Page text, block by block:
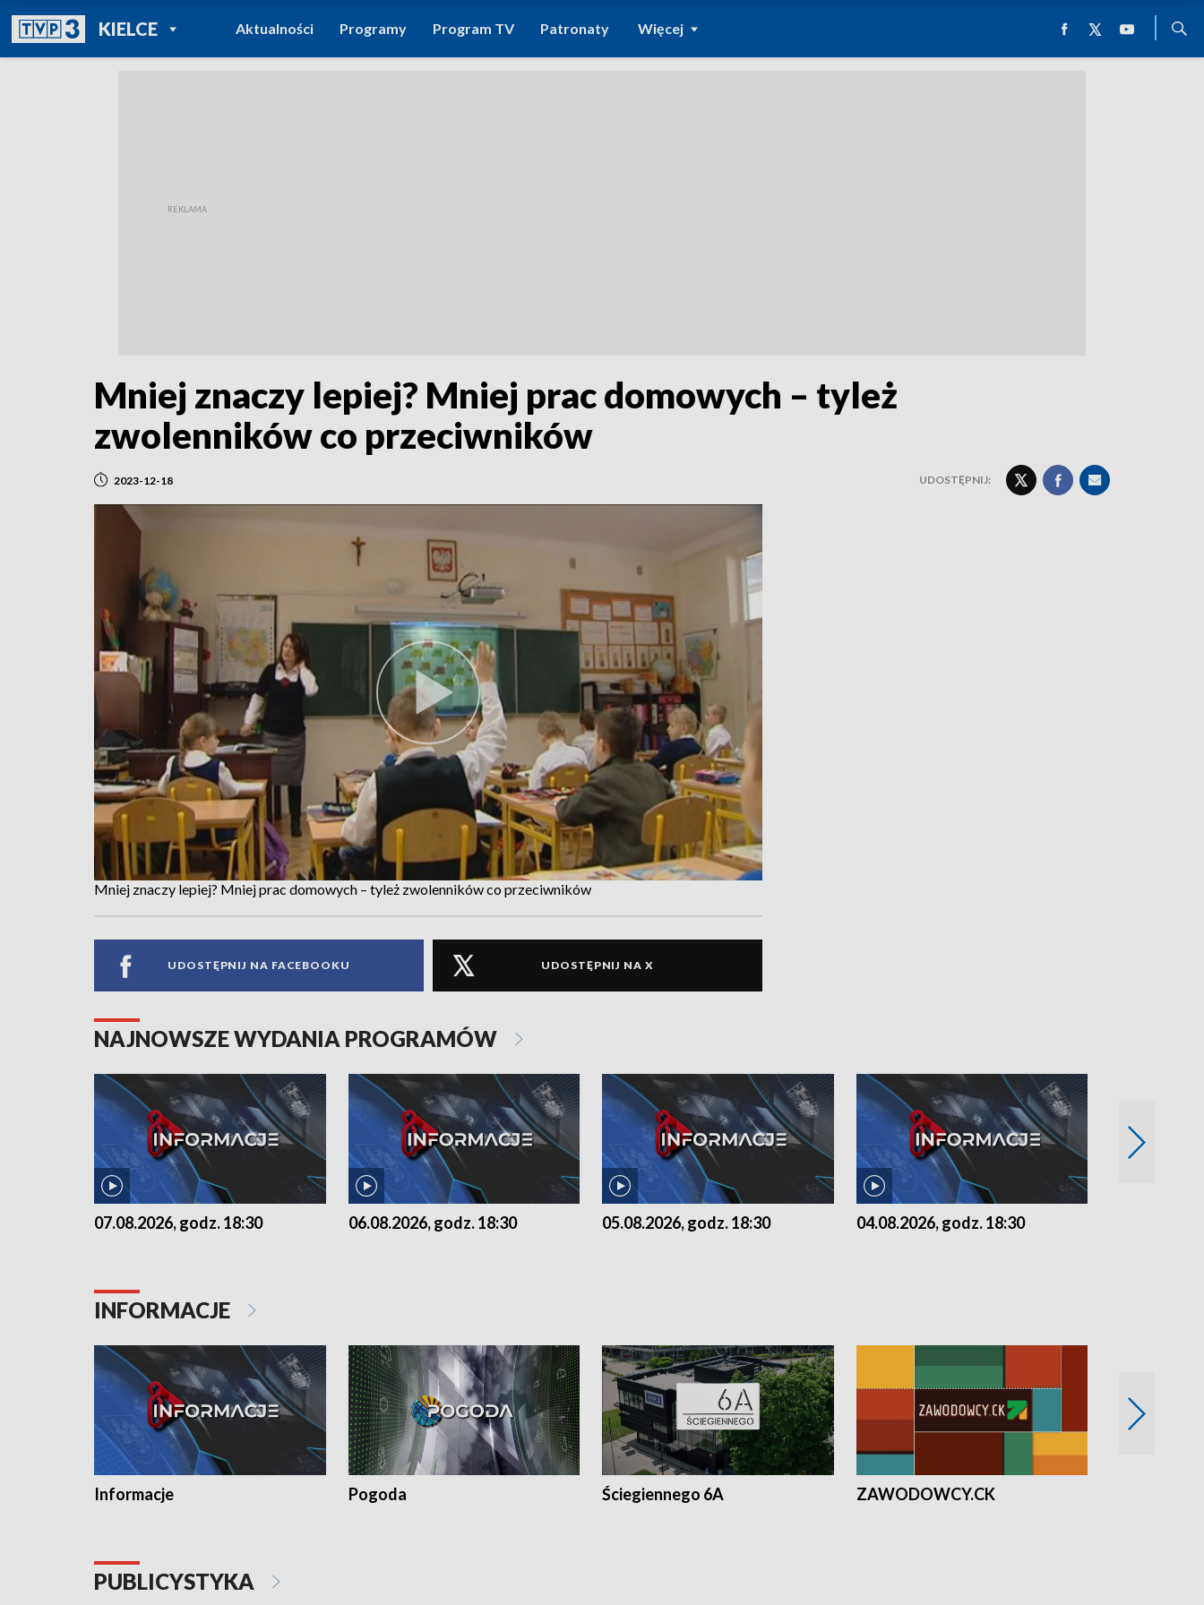
KIELCEPOWRÓT DO
TVP REGIONY
Aktualności Programy Program TV Patronaty Więcej
Mniej znaczy lepiej? Mniej prac domowych – tyleż
zwolenników co przeciwników
2023-12-18 UDOSTĘPNIJ:
Mniej znaczy lepiej? Mniej prac domowych – tyleż zwolenników co przeciwników
UDOSTĘPNIJ NA FACEBOOKU UDOSTĘPNIJ NA X
NAJNOWSZE WYDANIA PROGRAMÓW
07.08.2026, godz. 18:30 06.08.2026, godz. 18:30 05.08.2026, godz. 18:30 04.08.2026, godz. 18:30
INFORMACJE
Informacje Pogoda Ściegiennego 6A ZAWODOWCY.CK
PUBLICYSTYKA